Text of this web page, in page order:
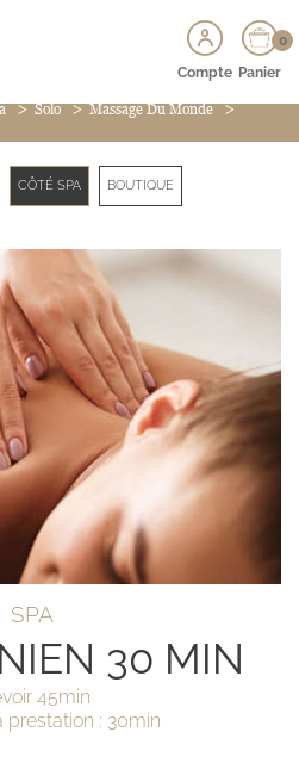
Compte
0
Panier
> Solo > Massage Du Monde >
CÔTÉ SPA BOUTIQUE
SPA
30 MIN
45min
prestation : 30min